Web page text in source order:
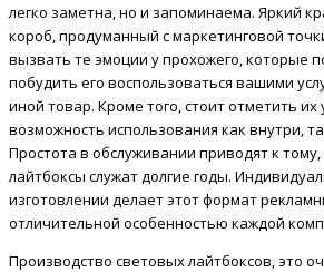
легко заметна, но и запоминаема. Яркий
короб, продуманный с маркетинговой
вызвать те эмоции у прохожего, которые
побудить его воспользоваться вашими
иной товар. Кроме того, стоит отметить
возможность использования как внутри,
Простота в обслуживании приводят к
лайтбоксы служат долгие годы.
изготовлении делает этот формат
отличительной особенностью каждой
Производство световых лайтбоксов, это